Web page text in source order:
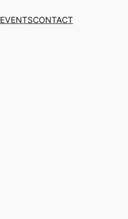
EVENTSCONTACT